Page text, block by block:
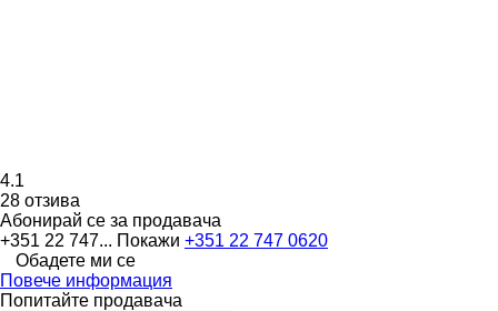
4.1
28 отзива
Абонирай се за продавача
+351 22 747... Покажи +351 22 747 0620
Обадете ми се
Повече информация
Попитайте продавача